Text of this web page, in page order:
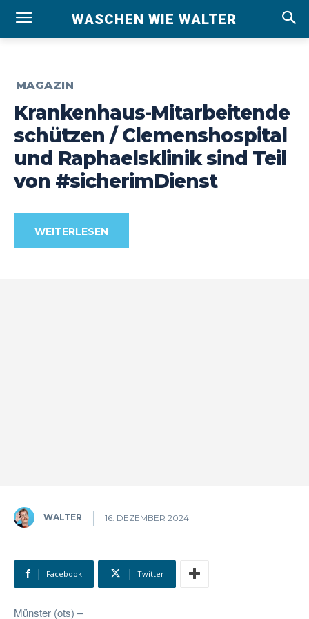
WASCHEN WIE WALTER
MAGAZIN
Krankenhaus-Mitarbeitende
schützen / Clemenshospital
und Raphaelsklinik sind Teil
von #sicherimDienst
WEITERLESEN
WALTER 16. DEZEMBER 2024
Facebook Twitter
Münster (ots) –